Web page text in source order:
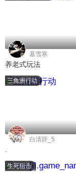
墓雪寒
养老式玩法
三角洲行动
白清辞_5
生死狙击